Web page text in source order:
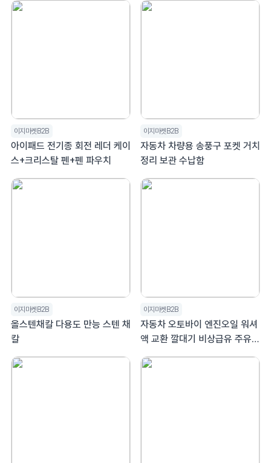
이지마켓B2B
아이패드 전기종 회전 레더 케이
스+크리스탈 펜+펜 파우치
이지마켓B2B
자동차 차량용 송풍구 포켓 거치
정리 보관 수납함
이지마켓B2B
올스텐채칼 다용도 만능 스텐 채
칼
이지마켓B2B
자동차 오토바이 엔진오일 워셔
액 교환 깔대기 비상급유 주유깔
때기